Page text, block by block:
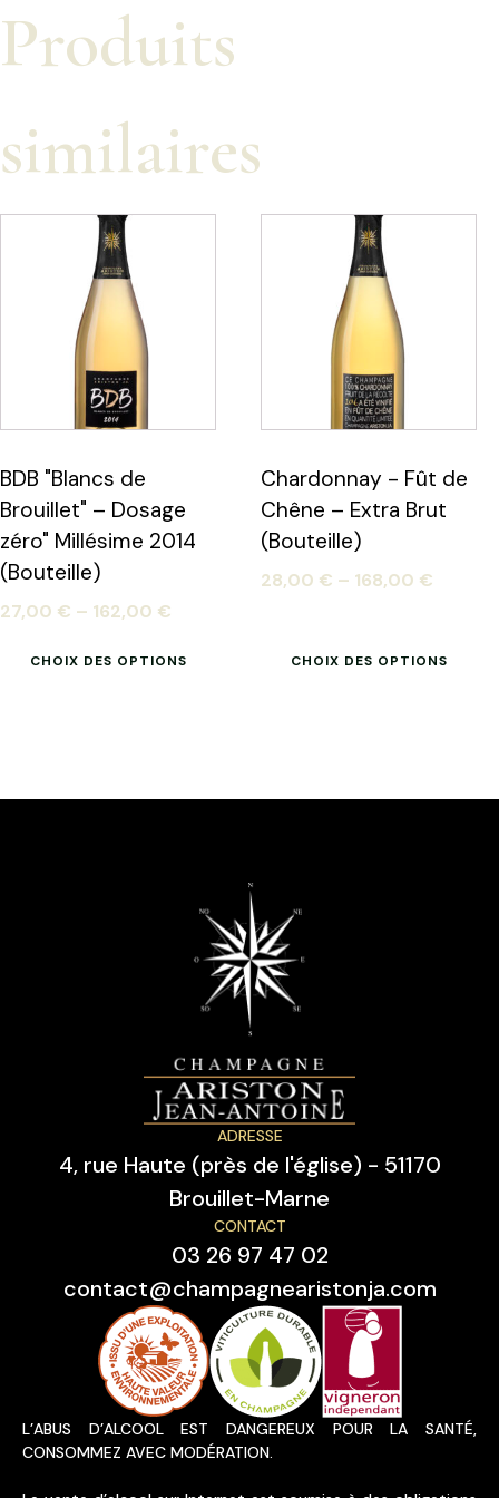
Produits
similaires
BDB "Blancs de
Brouillet" – Dosage
zéro" Millésime 2014
(Bouteille)
27,00 € – 162,00 €
CHOIX DES OPTIONS
Chardonnay - Fût de
Chêne – Extra Brut
(Bouteille)
28,00 € – 168,00 €
CHOIX DES OPTIONS
ADRESSE
4, rue Haute (près de l'église) - 51170
Brouillet-Marne
CONTACT
03 26 97 47 02
contact@champagnearistonja.com
L’ABUS D’ALCOOL EST DANGEREUX POUR LA SANTÉ,
CONSOMMEZ AVEC MODÉRATION.